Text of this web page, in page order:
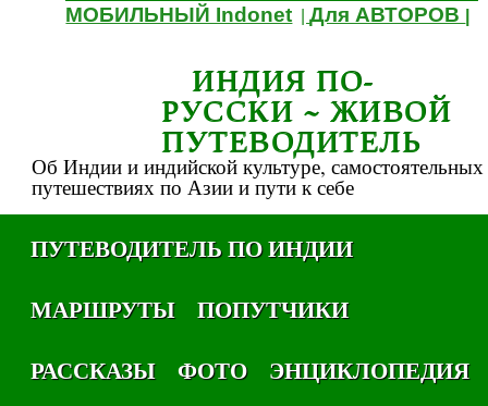
МОБИЛЬНЫЙ Indonet |Для АВТОРОВ
ИНДИЯ ПО-
РУССКИ ~ ЖИВОЙ
ПУТЕВОДИТЕЛЬ
Об Индии и индийской культуре, самостоятельных
путешествиях по Азии и пути к себе
ПУТЕВОДИТЕЛЬ ПО ИНДИИ
МАРШРУТЫ
ПОПУТЧИКИ
РАССКАЗЫ
ФОТО
ЭНЦИКЛОПЕДИЯ